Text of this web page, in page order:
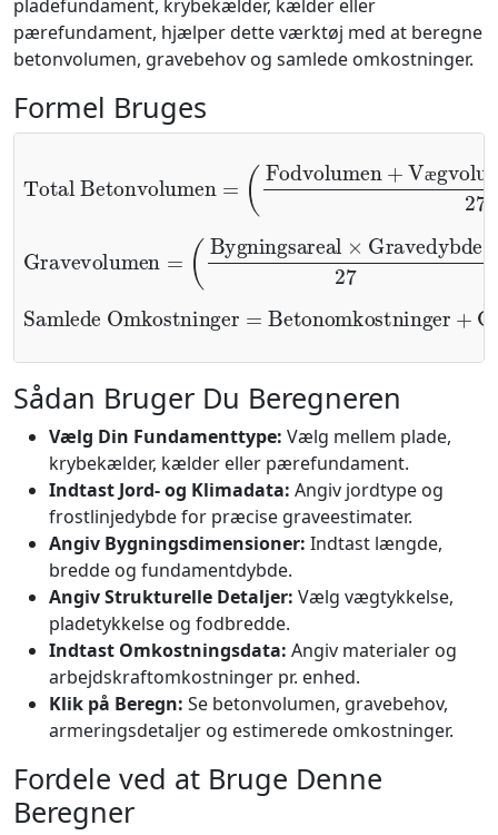
pladefundament, krybekælder, kælder eller
pærefundament, hjælper dette værktøj med at beregne
betonvolumen, gravebehov og samlede omkostninger.
Formel Bruges
æ
Total Betonvolumen=
Vægvolumen+Pladevolumen27
Gravevolumen=
Bygningsareal×Gravedybde27)×1.1
Samlede Omkostninger=Betonomkostninger+
Sådan Bruger Du Beregneren
Vælg Din Fundamenttype: Vælg mellem plade,
krybekælder, kælder eller pærefundament.
Indtast Jord- og Klimadata: Angiv jordtype og
frostlinjedybde for præcise graveestimater.
Angiv Bygningsdimensioner: Indtast længde,
bredde og fundamentdybde.
Angiv Strukturelle Detaljer: Vælg vægtykkelse,
pladetykkelse og fodbredde.
Indtast Omkostningsdata: Angiv materialer og
arbejdskraftomkostninger pr. enhed.
Klik på Beregn: Se betonvolumen, gravebehov,
armeringsdetaljer og estimerede omkostninger.
Fordele ved at Bruge Denne
Beregner